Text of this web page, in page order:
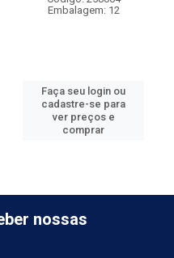
Embalagem: 12
Faça seu login ou
cadastre-se para
ver preços e
comprar
nossas